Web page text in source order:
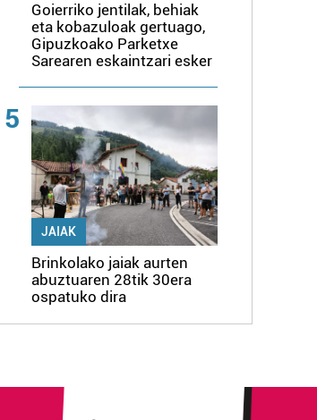
Goierriko jentilak, behiak
eta kobazuloak gertuago,
Gipuzkoako Parketxe
Sarearen eskaintzari esker
5
JAIAK
Brinkolako jaiak aurten
abuztuaren 28tik 30era
ospatuko dira